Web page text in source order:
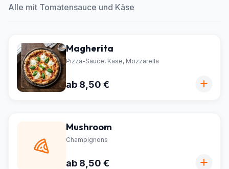
Alle mit Tomatensauce und Käse
Magherita
Pizza-Sauce, Käse, Mozzarella
ab 8,50 €
Mushroom
Champignons
ab 8,50 €